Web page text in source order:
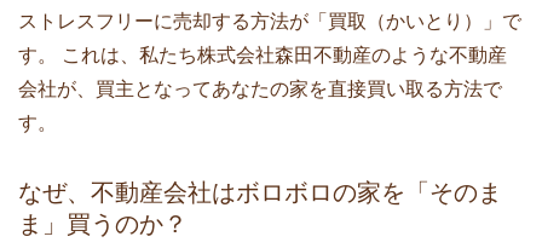
ストレスフリーに売却する方法が「買取（かいとり）」で
す。 これは、私たち株式会社森田不動産のような不動産
会社が、買主となってあなたの家を直接買い取る方法で
す。
なぜ、不動産会社はボロボロの家を「そのま
ま」買うのか？